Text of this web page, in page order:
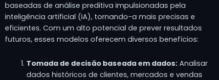
baseadas de análise preditiva impulsionadas pela
inteligência artificial (IA), tornando-a mais precisas e
eficientes. Com um alto potencial de prever resultados
futuros, esses modelos oferecem diversos benefícios:
Tomada de decisão baseada em dados:Analisar
dados históricos de clientes, mercados e vendas